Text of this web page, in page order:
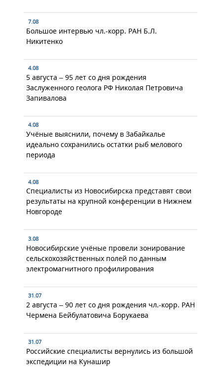
7.08
Большое интервью чл.-корр. РАН Б.Л.
Никитенко
4.08
5 августа – 95 лет со дня рождения
Заслуженного геолога РФ Николая Петровича
Запивалова
4.08
Учёные выяснили, почему в Забайкалье
идеально сохранились остатки рыб мелового
периода
4.08
Специалисты из Новосибирска представят свои
результаты на крупной конференции в Нижнем
Новгороде
3.08
Новосибирские учёные провели зонирование
сельскохозяйственных полей по данным
электромагнитного профилирования
31.07
2 августа – 90 лет со дня рождения чл.-корр. РАН
Чермена Бейбулатовича Борукаева
31.07
Российские специалисты вернулись из большой
экспедиции на Кунашир